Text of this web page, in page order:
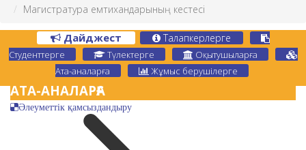
Магистратура емтихандарының кестесі
Дайджест Талапкерлерге
Студенттерге Түлектерге
Оқытушыларға
Ата-аналарға
Жұмыс берушілерге
АТА-АНАЛАРҒА
Әлеуметтік қамсыздандыру